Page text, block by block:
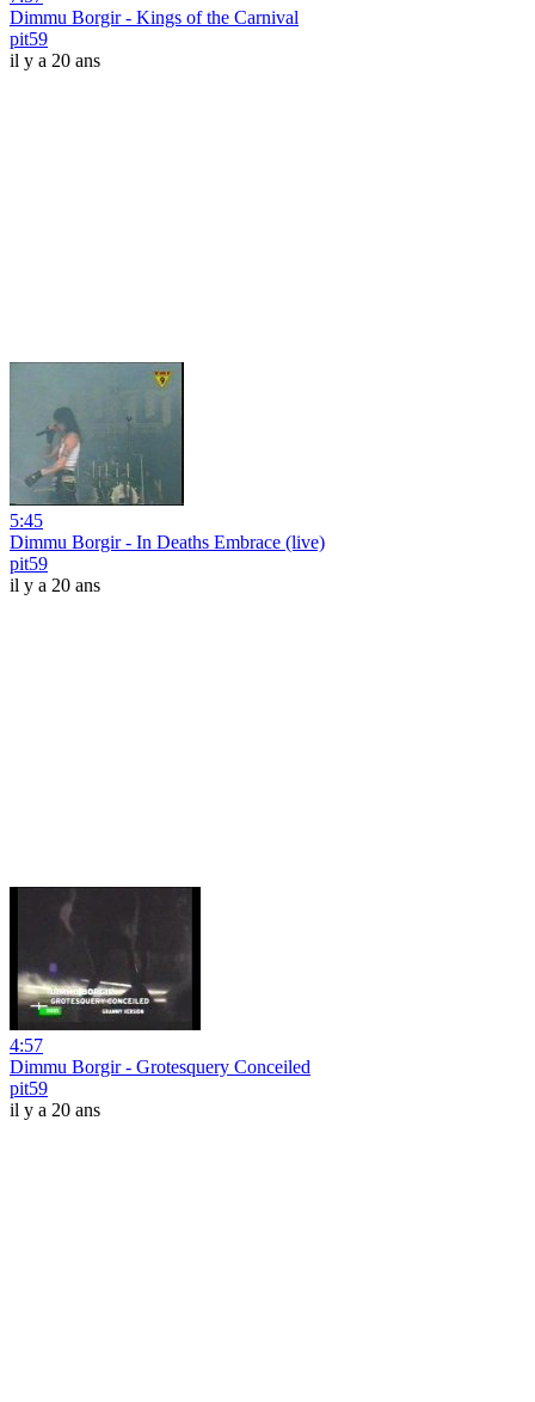
Dimmu Borgir - Kings of the Carnival
pit59
il y a 20 ans
5:45
Dimmu Borgir - In Deaths Embrace (live)
pit59
il y a 20 ans
4:57
Dimmu Borgir - Grotesquery Conceiled
pit59
il y a 20 ans